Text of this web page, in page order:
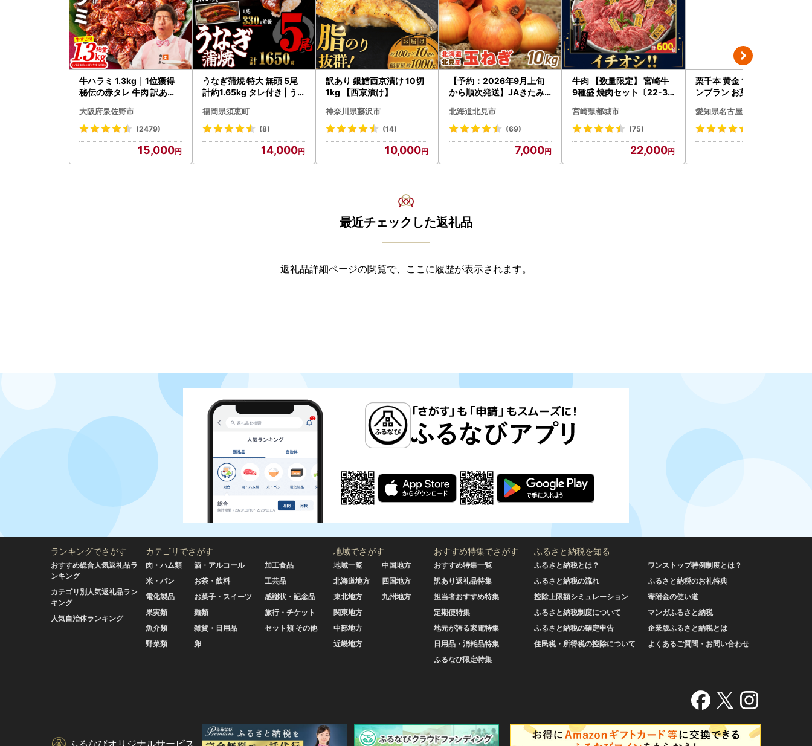
牛ハラミ 1.3kg｜1位獲得
秘伝の赤タレ 牛肉 訳あり
大阪府泉佐野市
(2479)
15,000
うなぎ蒲焼 特大 無頭 5尾
計約1.65kg タレ付き | う
福岡県須恵町
(8)
14,000
訳あり 銀鱈西京漬け 10切
1kg 【西京漬け】
神奈川県藤沢市
(14)
10,000
【予約：2026年9月上旬
から順次発送】JAきたみ
g ( タマネギ たまねぎ 野菜
)【210-0003-2026】
北海道北見市
(69)
7,000
牛肉 【数量限定】 宮崎牛
9種盛 焼肉セット〔22-31
シ!! 牛肉
宮崎県都城市
(75)
22,000
栗千本 黄金 1箱 9個入り モ
ンブラン お菓子 スイーツ
愛知県名古屋市
最近チェックした返礼品
返礼品詳細ページの閲覧で、ここに履歴が表示されます。
ランキングでさがす
おすすめ総合人気返礼品ラ
ンキング
カテゴリ別人気返礼品ラン
キング
人気自治体ランキング
カテゴリでさがす
肉・ハム類
米・パン
電化製品
果実類
魚介類
野菜類
酒・アルコール
お茶・飲料
お菓子・スイーツ
麺類
雑貨・日用品
卵
加工食品
工芸品
感謝状・記念品
旅行・チケット
セット類 その他
地域でさがす
地域一覧
北海道地方
東北地方
関東地方
中部地方
近畿地方
中国地方
四国地方
九州地方
おすすめ特集でさがす
おすすめ特集一覧
訳あり返礼品特集
担当者おすすめ特集
定期便特集
地元が誇る家電特集
日用品・消耗品特集
ふるなび限定特集
ふるさと納税を知る
ふるさと納税とは？
ふるさと納税の流れ
控除上限額シミュレーション
ふるさと納税制度について
ふるさと納税の確定申告
住民税・所得税の控除について
ワンストップ特例制度とは？
ふるさと納税のお礼特典
寄附金の使い道
マンガふるさと納税
企業版ふるさと納税とは
よくあるご質問・お問い合わせ